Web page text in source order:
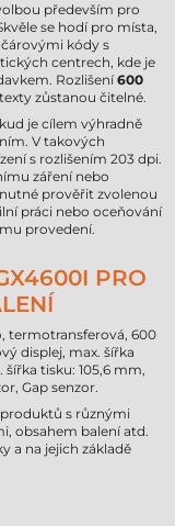
především pro
se hodí pro místa,
kódy s
centrech, kde je
Rozlišení600
zůstanou čitelné.
je cílem výhradně
V takových
s rozlišením 203 dpi.
záření nebo
prověřit zvolenou
práci nebo oceňování
provedení.
PRO
termotransferová, 600
displej, max. šířka
šířka tisku: 105,6 mm,
Gap senzor.
s různými
obsahem balení atd.
a na jejich základě